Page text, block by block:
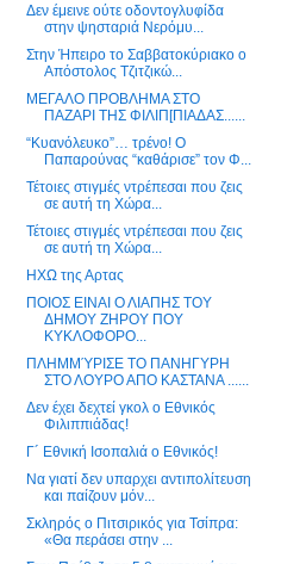
Δεν έμεινε ούτε οδοντογλυφίδα
στην ψησταριά Νερόμυ...
Στην Ήπειρο το Σαββατοκύριακο ο
Απόστολος Τζιτζικώ...
ΜΕΓΑΛΟ ΠΡΟΒΛΗΜΑ ΣΤΟ
ΠΑΖΑΡΙ ΤΗΣ ΦΙΛΙΠ[ΠΙΑΔΑΣ......
“Κυανόλευκο”… τρένο! Ο
Παπαρούνας “καθάρισε” τον Φ...
Τέτοιες στιγμές ντρέπεσαι που ζεις
σε αυτή τη Χώρα...
Τέτοιες στιγμές ντρέπεσαι που ζεις
σε αυτή τη Χώρα...
ΗΧΩ της Αρτας
ΠΟΙΟΣ ΕΙΝΑΙ Ο ΛΙΑΠΗΣ ΤΟΥ
ΔΗΜΟΥ ΖΗΡΟΥ ΠΟΥ
ΚΥΚΛΟΦΟΡΟ...
ΠΛΗΜΜΎΡΙΣΕ ΤΟ ΠΑΝΗΓΥΡΗ
ΣΤΟ ΛΟΥΡΟ ΑΠΟ ΚΑΣΤΑΝΑ ......
Δεν έχει δεχτεί γκολ ο Εθνικός
Φιλιππιάδας!
Γ´ Εθνική Ισοπαλιά ο Εθνικός!
Να γιατί δεν υπαρχει αντιπολίτευση
και παίζουν μόν...
Σκληρός ο Πιτσιρικός για Τσίπρα:
«Θα περάσει στην ...